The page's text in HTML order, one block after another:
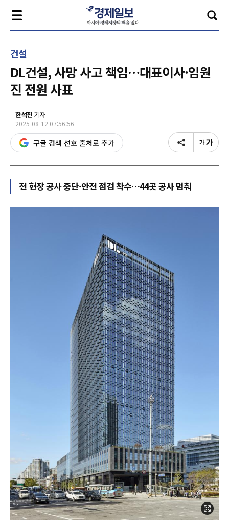
건설
DL건설, 사망 사고 책임…대표이사·임원
진 전원 사표
한석진 기자
2025-08-12 07:56:56
구글 검색 선호 출처로 추가
전 현장 공사 중단·안전 점검 착수…44곳 공사 멈춰